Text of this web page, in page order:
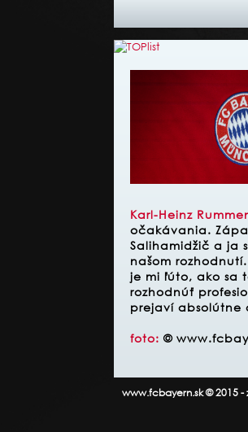
Karl-Heinz
očakávania.
Salihamidžič a ja
našom
je mi ľúto, ako sa
rozhodnúť
prejaví absolútne
foto: ©
www.fcbayern.sk © 2015 -